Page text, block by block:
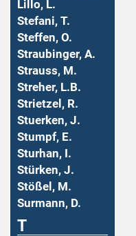
Lillo, L.
Stefani, T.
Steffen, O.
Straubinger, A.
Strauss, M.
Streher, L.B.
Strietzel, R.
Stuerken, J.
Stumpf, E.
Sturhan, I.
Stürken, J.
Stößel, M.
Surmann, D.
T